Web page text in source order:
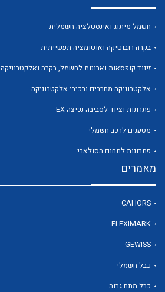
לכל מוצרי היצרן
חשמל מיתוג ואינסטלציה חשמלית
בקרה רובוטיקה ואוטומציה תעשייתית
זיווד קופסאות וארונות לחשמל, בקרה ואלקטרוניקה
אלקטרוניקה מחברים ורכיבי אלקטרוניקה
פתרונות וציוד לסביבה נפיצה EX
מטענים לרכב חשמלי
פתרונות לתחום הסולארי
מאמרים
CAHORS
FLEXIMARK
GEWISS
כבל חשמלי
כבל מתח גבוה